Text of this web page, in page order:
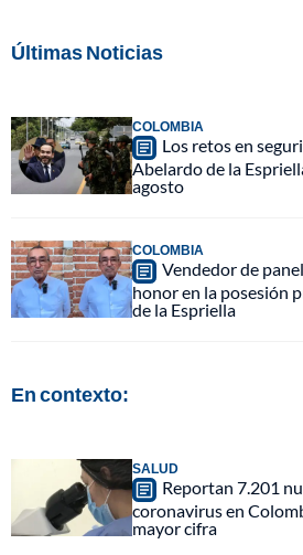
Últimas Noticias
COLOMBIA
Los retos en
Abelardo de la
agosto
COLOMBIA
Vendedor de
honor en la posesión
de la Espriella
En contexto:
SALUD
Reportan 7.201
coronavirus en
mayor cifra